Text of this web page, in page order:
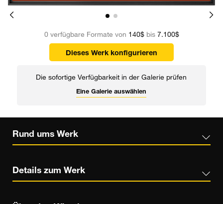
0 verfügbare Formate von 140$bis 7.100$
Dieses Werk konfigurieren
Die sofortige Verfügbarkeit in der Galerie prüfen
Eine Galerie auswählen
Rund ums Werk
Details zum Werk